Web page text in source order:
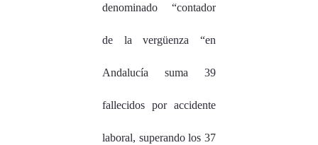
denominado “contador
de la vergüenza “en
Andalucía suma 39
fallecidos por accidente
laboral, superando los 37